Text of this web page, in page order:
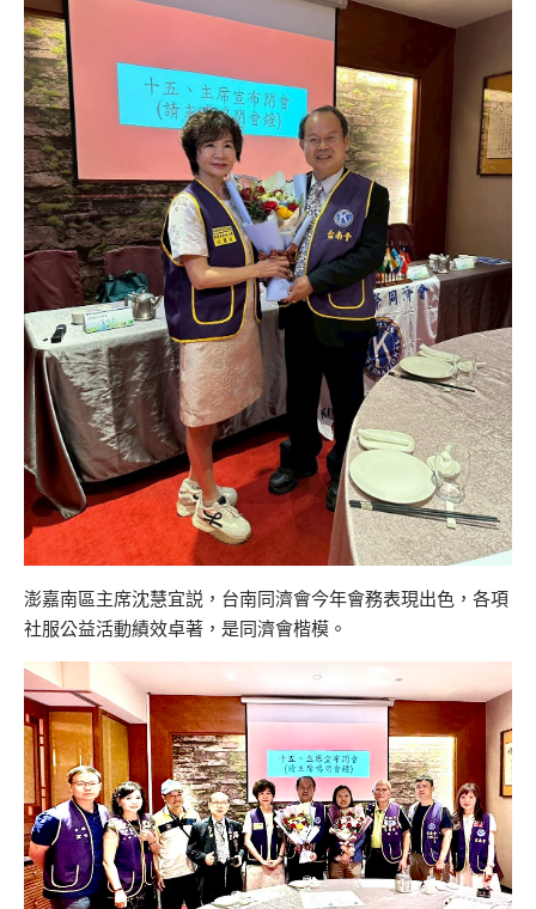
澎嘉南區主席沈慧宜説，台南同濟會今年會務表現出色，各項
社服公益活動績效卓著，是同濟會楷模。